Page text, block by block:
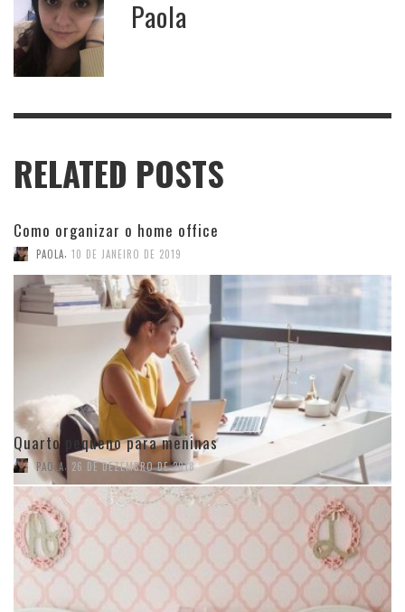
Paola
RELATED POSTS
Como organizar o home office
PAOLA 10 DE JANEIRO DE 2019
Quarto pequeno para meninas
PAOLA, 26 DE DEZEMBRO DE 2018